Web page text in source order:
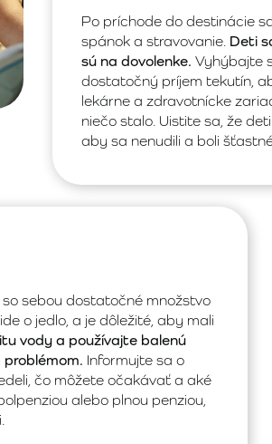
Po príchode do destinácie
spánok a stravovanie. Deti
sú na dovolenke. Vyhýbajte
dostatočný príjem tekutín,
lekárne a zdravotnícke
niečo stalo. Uistite sa, že
aby sa nenudili a boli
sebou dostatočné množstvo
o jedlo, a je dôležité, aby mali
vody a používajte balenú
Informujte sa o
čo môžete očakávať a aké
alebo plnou penziou,